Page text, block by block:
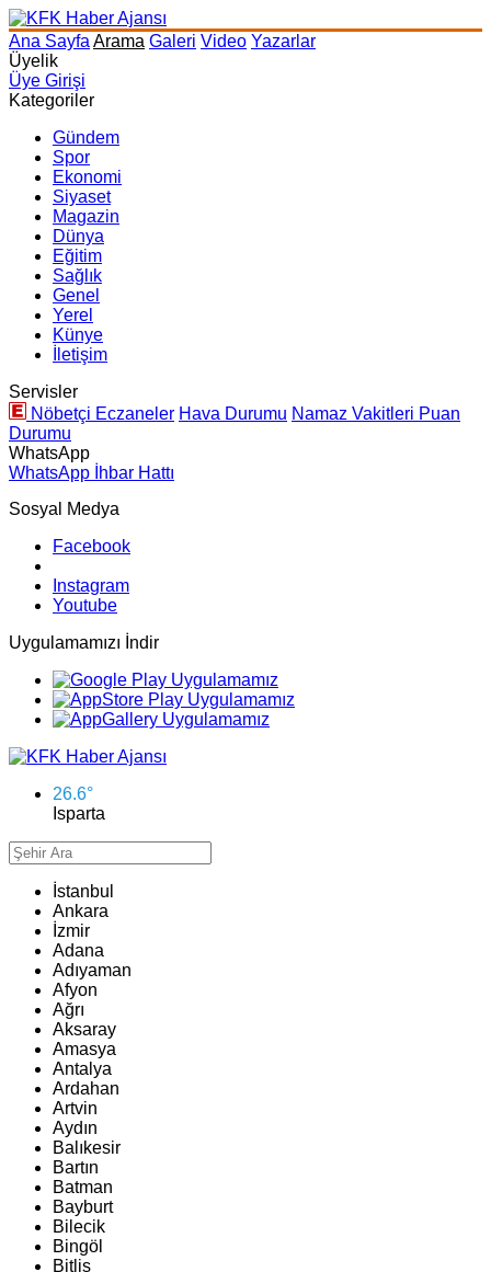
Ana Sayfa Arama Galeri Video Yazarlar
Üyelik
Üye Girişi
Kategoriler
Gündem
Spor
Ekonomi
Siyaset
Magazin
Dünya
Eğitim
Sağlık
Genel
Yerel
Künye
İletişim
Servisler
Nöbetçi Eczaneler Hava Durumu Namaz Vakitleri Puan
Durumu
WhatsApp
WhatsApp İhbar Hattı
Sosyal Medya
Facebook
Instagram
Youtube
Uygulamamızı İndir
26.6°
Isparta
İstanbul
Ankara
İzmir
Adana
Adıyaman
Afyon
Ağrı
Aksaray
Amasya
Antalya
Ardahan
Artvin
Aydın
Balıkesir
Bartın
Batman
Bayburt
Bilecik
Bingöl
Bitlis